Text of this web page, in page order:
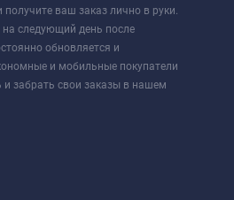
ваш заказ лично в руки.
следующий день после
обновляется и
и мобильные покупатели
и забрать свои заказы в нашем